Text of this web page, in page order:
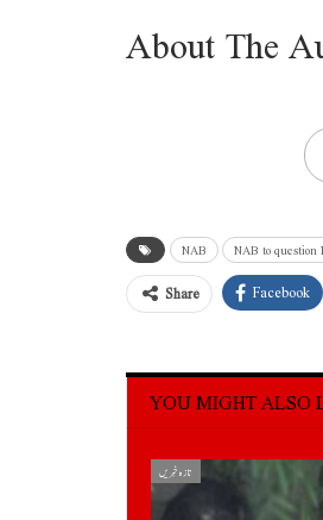
About The
NAB NAB to question
Share Facebook
YOU MIGHT ALSO
تازہ خبریں